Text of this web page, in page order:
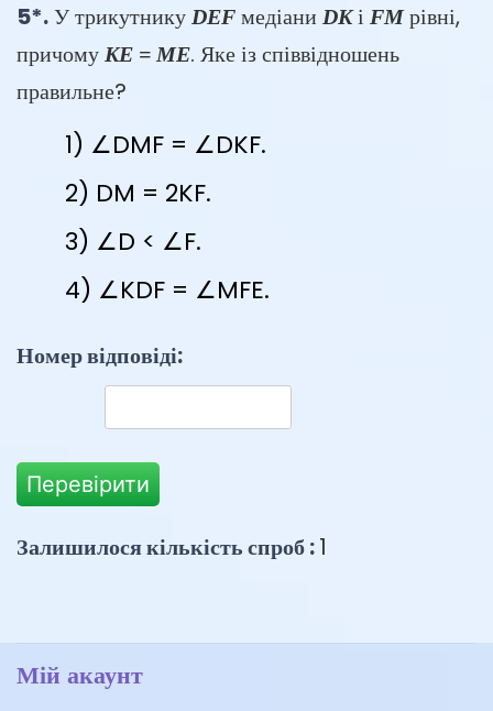
5*.У трикутнику DEF медіани DKі FMрівні,
причому KE = ME. Яке із співвідношень
правильне?
∠DMF = ∠DKF.
DM = 2KF.
∠D < ∠F.
∠KDF = ∠MFE.
Номер відповіді:
Перевірити
Залишилося кількість спроб :1
Мій акаунт